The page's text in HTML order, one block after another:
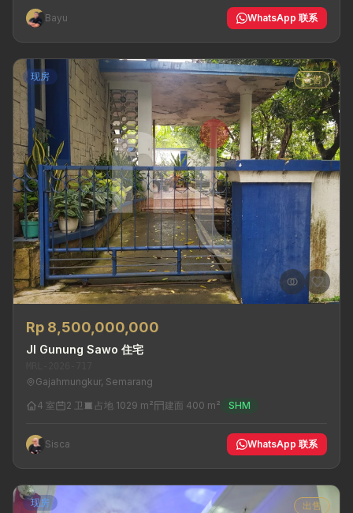
Bayu WhatsApp 联系
现房 出售
Rp 8,500,000,000
Jl Gunung Sawo 住宅
Gajahmungkur, Semarang
4 室
2 卫 占地 1029 m² 建面 400 m² SHM
Sisca WhatsApp 联系
现房 出售